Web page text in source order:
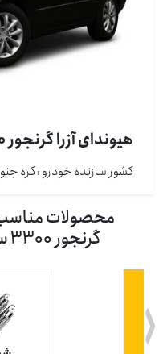
هیوندای آزرا گرنجور 3300 سی سی (2006-2010)
کشور سازنده خودرو : كره
محصولات مناسب
گرنجور 3300 سی سی (2006-2010)